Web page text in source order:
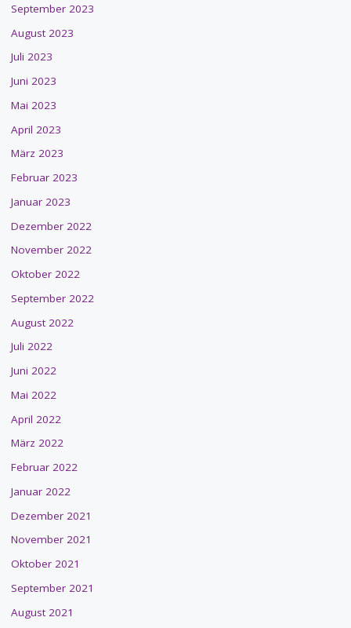
September 2023
August 2023
Juli 2023
Juni 2023
Mai 2023
April 2023
März 2023
Februar 2023
Januar 2023
Dezember 2022
November 2022
Oktober 2022
September 2022
August 2022
Juli 2022
Juni 2022
Mai 2022
April 2022
März 2022
Februar 2022
Januar 2022
Dezember 2021
November 2021
Oktober 2021
September 2021
August 2021